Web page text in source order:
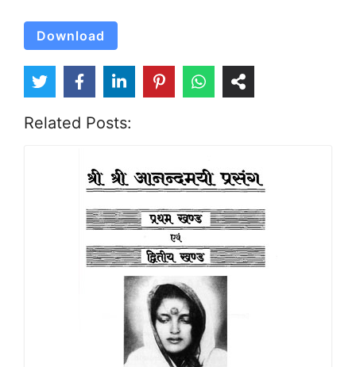
Download
Related Posts: